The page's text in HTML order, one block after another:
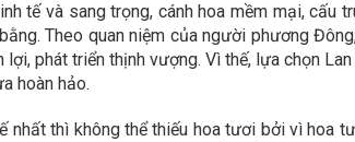
tế và sang trọng, cánh hoa mềm mại, cấu
Theo quan niệm của người phương
phát triển thịnh vượng. Vì thế, lựa chọn
hoàn hảo.
thì không thể thiếu hoa tươi bởi vì hoa